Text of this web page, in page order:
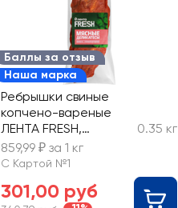
Баллы за отзыв
Наша марка
Ребрышки свиные
копчено-вареные
ЛЕНТА FRESH,
весовые
0.35 кг
859,99 ₽ за 1 кг
С Картой №1
301,00 руб